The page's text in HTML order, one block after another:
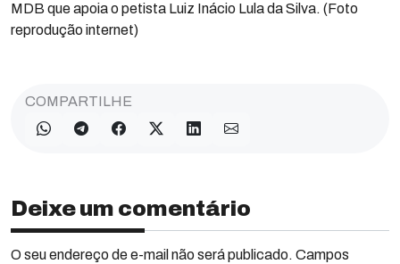
MDB que apoia o petista Luiz Inácio Lula da Silva. (Foto
reprodução internet)
COMPARTILHE
Deixe um comentário
O seu endereço de e-mail não será publicado. Campos